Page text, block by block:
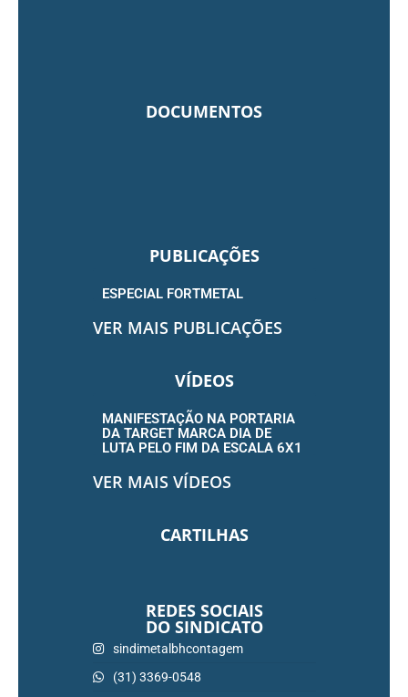
DOCUMENTOS
PUBLICAÇÕES
ESPECIAL FORTMETAL
VER MAIS PUBLICAÇÕES
VÍDEOS
MANIFESTAÇÃO NA PORTARIA
DA TARGET MARCA DIA DE
LUTA PELO FIM DA ESCALA 6X1
VER MAIS VÍDEOS
CARTILHAS
REDES SOCIAIS
DO SINDICATO
sindimetalbhcontagem
(31) 3369-0548